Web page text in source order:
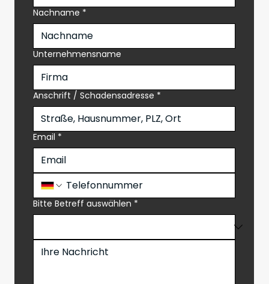
Nachname *
Unternehmensname
Anschrift / Schadensadresse *
Email *
Bitte Betreff auswählen *